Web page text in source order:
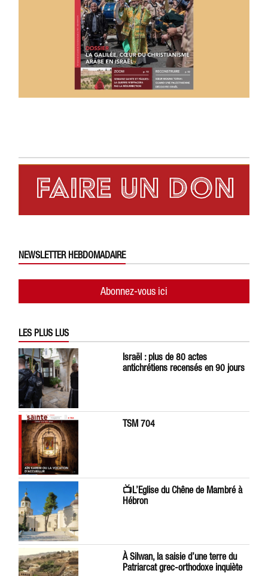
NEWSLETTER HEBDOMADAIRE
Abonnez-vous ici
LES PLUS LUS
Israël : plus de 80 actes
antichrétiens recensés en 90 jours
TSM 704
📺L’Eglise du Chêne de Mambré à
Hébron
À Silwan, la saisie d’une terre du
Patriarcat grec-orthodoxe inquiète